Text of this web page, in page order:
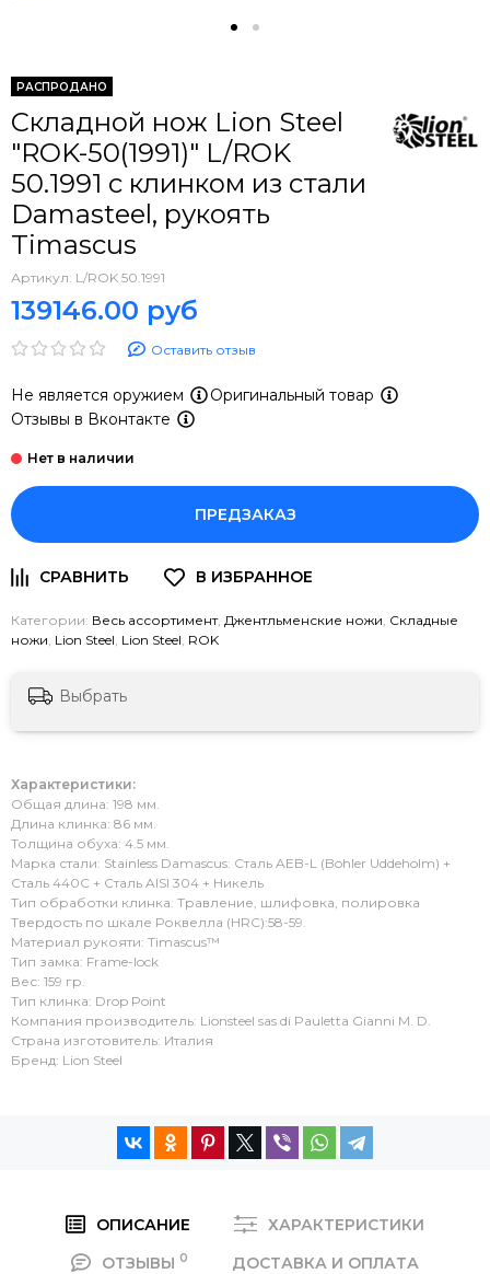
РАСПРОДАНО
Складной нож Lion Steel
"ROK-50(1991)" L/ROK
50.1991 c клинком из стали
Damasteel, рукоять
Timascus
Артикул: L/ROK 50.1991
139146.00 руб
Оставить отзыв
Не является оружием
Оригинальный товар
Отзывы в Вконтакте
ПРЕДЗАКАЗ
Категории: Весь ассортимент, Джентльменские ножи, Складные
ножи, Lion Steel, Lion Steel, ROK
Выбрать
Характеристики:
Общая длина: 198 мм.
Длина клинка: 86 мм.
Толщина обуха: 4.5 мм.
Марка стали: Stainless Damascus: Сталь AEB-L (Bohler Uddeholm) +
Сталь 440C + Сталь AISI 304 + Никель
Тип обработки клинка: Травление, шлифовка, полировка
Твердость по шкале Роквелла (HRC):58-59.
Материал рукояти: Timascus™
Тип замка: Frame-lock
Вес: 159 гр.
Тип клинка: Drop Point
Компания производитель: Lionsteel sas di Pauletta Gianni M. D.
Страна изготовитель: Италия
Бренд: Lion Steel
ОПИСАНИЕ
ХАРАКТЕРИСТИКИ
ОТЗЫВЫ 0
ДОСТАВКА И ОПЛАТА